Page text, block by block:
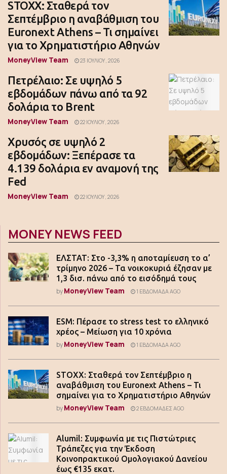
STOXX: Σταθερά τον
Σεπτέμβριο η αναβάθμιση του
Euronext Athens – Τι σημαίνει
για το Χρηματιστήριο Αθηνών
MoneyView Team 23 ΙΟΥΛΊΟΥ, 2026
Πετρέλαιο: Σε υψηλό 5
εβδομάδων πάνω από τα 92
δολάρια το Brent
MoneyView Team 22 ΙΟΥΛΊΟΥ, 2026
Χρυσός σε υψηλό 2
εβδομάδων: Ξεπέρασε τα
4.139 δολάρια εν αναμονή της
Fed
MoneyView Team 22 ΙΟΥΛΊΟΥ, 2026
MONEY NEWS FEED
ΕΛΣΤΑΤ: Στο -3,3% η αποταμίευση το α’
τρίμηνο 2026 – Τα νοικοκυριά έζησαν με
1,3 δισ. πάνω από το εισόδημά τους
byMoneyView Team 1 ΕΒΔΟΜΆΔΑ AGO
ESM: Πέρασε το stress test το ελληνικό
χρέος – Μείωση για 10 χρόνια
byMoneyView Team 1 ΕΒΔΟΜΆΔΑ AGO
STOXX: Σταθερά τον Σεπτέμβριο η
αναβάθμιση του Euronext Athens – Τι
σημαίνει για το Χρηματιστήριο Αθηνών
byMoneyView Team 2 ΕΒΔΟΜΆΔΕΣ AGO
Alumil: Συμφωνία με τις Πιστώτριες
Τράπεζες για την Έκδοση
Κοινοπρακτικού Ομολογιακού Δανείου
έως €135 εκατ.